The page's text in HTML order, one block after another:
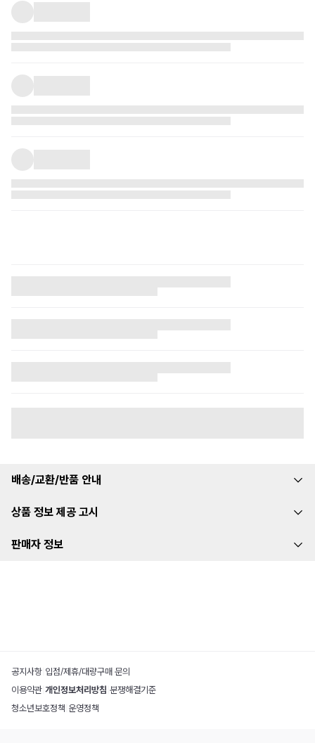
배송/교환/반품 안내
상품 정보 제공 고시
판매자 정보
공지사항 입점/제휴/대량구매 문의
이용약관 개인정보처리방침 분쟁해결기준
청소년보호정책 운영정책